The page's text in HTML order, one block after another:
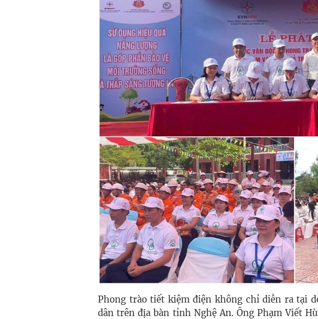
Phong trào tiết kiệm điện không chỉ diễn ra tại
dân trên địa bàn tỉnh Nghệ An. Ông Phạm Viết